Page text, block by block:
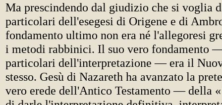
Ma prescindendo dal giudizio che si voglia
particolari dell'esegesi di Origene e di
fondamento ultimo non era né l'allegoresi
i metodi rabbinici. Il suo vero fondamento
particolari dell'interpretazione — era il
stesso. Gesù di Nazareth ha avanzato la
vero erede dell'Antico Testamento — della